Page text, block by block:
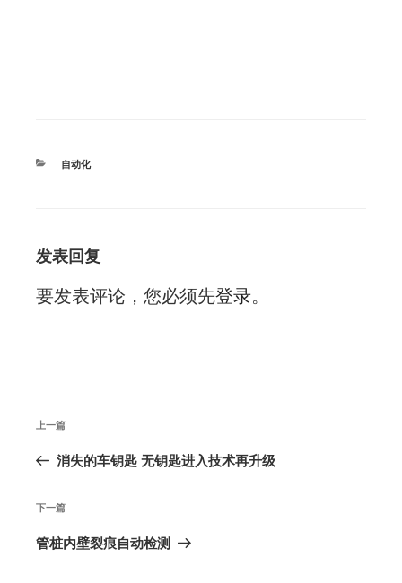
分
自动化
发表回复
要发表评论，您必须先登录。
章
导
上
一
文
章
上一篇
消失的车钥匙 无钥匙进入技术再升级
下
一
下一篇
管桩内壁裂痕自动检测